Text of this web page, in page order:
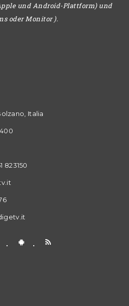
und Android-Plattform) und
oder Monitor ).
Italia
823150